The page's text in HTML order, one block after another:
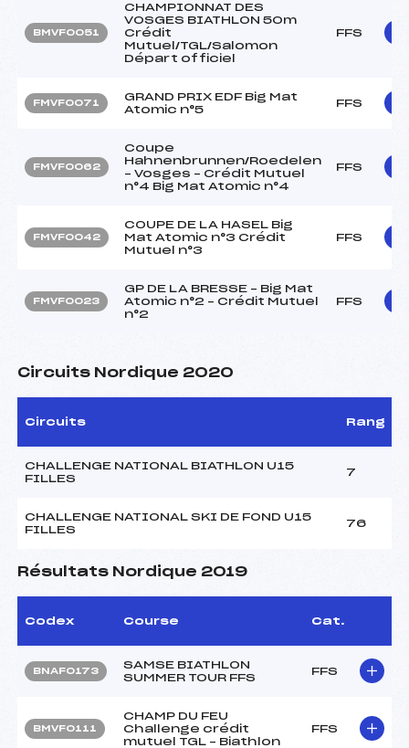
BMVF0051
CHAMPIONNAT DES
VOSGES BIATHLON 50m
Crédit
Mutuel/TGL/Salomon
Départ officiel
FFS
FMVF0071
GRAND PRIX EDF Big Mat
Atomic n°5
FFS
FMVF0062
Coupe
Hahnenbrunnen/Roedelen
– Vosges – Crédit Mutuel
n°4 Big Mat Atomic n°4
FFS
FMVF0042
COUPE DE LA HASEL Big
Mat Atomic n°3 Crédit
Mutuel n°3
FFS
FMVF0023
GP DE LA BRESSE – Big Mat
Atomic n°2 – Crédit Mutuel
n°2
FFS
Circuits Nordique 2020
Circuits Rang
CHALLENGE NATIONAL BIATHLON U15
FILLES
7
CHALLENGE NATIONAL SKI DE FOND U15
FILLES
76
Résultats Nordique 2019
Codex Course Cat.
BNAF0173
SAMSE BIATHLON
SUMMER TOUR FFS
FFS
BMVF0111
CHAMP DU FEU
Challenge crédit
mutuel TGL – Biathlon
FFS